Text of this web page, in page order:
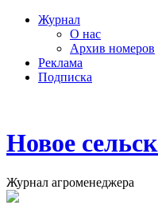
Журнал
О нас
Архив номеров
Реклама
Подписка
Новое
Журнал агроменеджера